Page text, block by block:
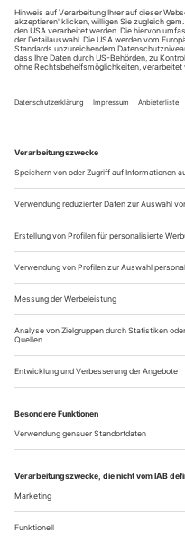
Impressum
Schuhschachtel,
Peter Rundel, Albrecht
Dvořák am